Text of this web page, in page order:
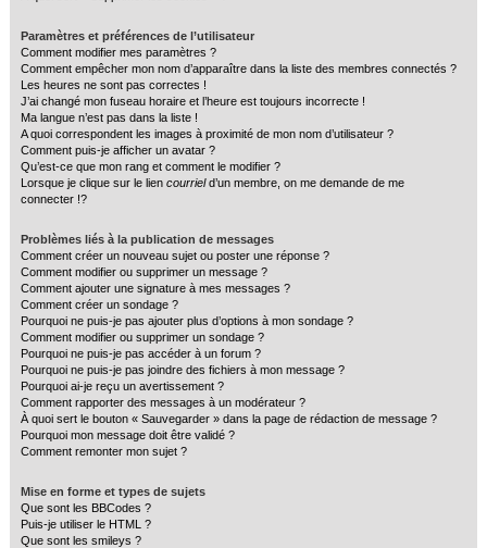
Paramètres et préférences de l’utilisateur
Comment modifier mes paramètres ?
Comment empêcher mon nom d’apparaître dans la liste des membres connectés ?
Les heures ne sont pas correctes !
J’ai changé mon fuseau horaire et l’heure est toujours incorrecte !
Ma langue n’est pas dans la liste !
A quoi correspondent les images à proximité de mon nom d’utilisateur ?
Comment puis-je afficher un avatar ?
Qu’est-ce que mon rang et comment le modifier ?
Lorsque je clique sur le lien courrield’un membre, on me demande de me
connecter !?
Problèmes liés à la publication de messages
Comment créer un nouveau sujet ou poster une réponse ?
Comment modifier ou supprimer un message ?
Comment ajouter une signature à mes messages ?
Comment créer un sondage ?
Pourquoi ne puis-je pas ajouter plus d’options à mon sondage ?
Comment modifier ou supprimer un sondage ?
Pourquoi ne puis-je pas accéder à un forum ?
Pourquoi ne puis-je pas joindre des fichiers à mon message ?
Pourquoi ai-je reçu un avertissement ?
Comment rapporter des messages à un modérateur ?
À quoi sert le bouton « Sauvegarder » dans la page de rédaction de message ?
Pourquoi mon message doit être validé ?
Comment remonter mon sujet ?
Mise en forme et types de sujets
Que sont les BBCodes ?
Puis-je utiliser le HTML ?
Que sont les smileys ?